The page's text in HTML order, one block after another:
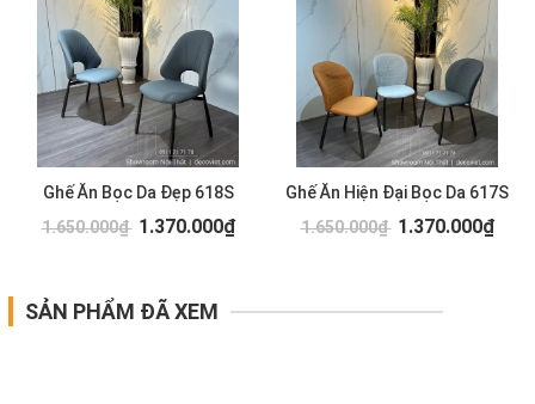
Ghế Ăn Bọc Da Đẹp 618S
1.650.000₫ 1.370.000₫
Ghế Ăn Hiện Đại Bọc Da 617S
1.650.000₫ 1.370.000₫
SẢN PHẨM ĐÃ XEM